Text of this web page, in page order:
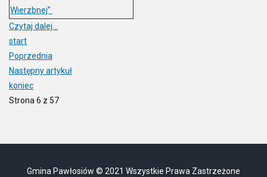
Wierzbnej”
Czytaj dalej...
start
Poprzednia
Następny artykuł
koniec
Strona 6 z 57
Gmina Pawłosiów © 2021 Wszystkie Prawa Zastrzeżone